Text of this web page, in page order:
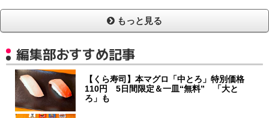
もっと見る
編集部おすすめ記事
【くら寿司】本マグロ「中とろ」特別価格
110円 5日間限定＆一皿“無料” 「大と
ろ」も